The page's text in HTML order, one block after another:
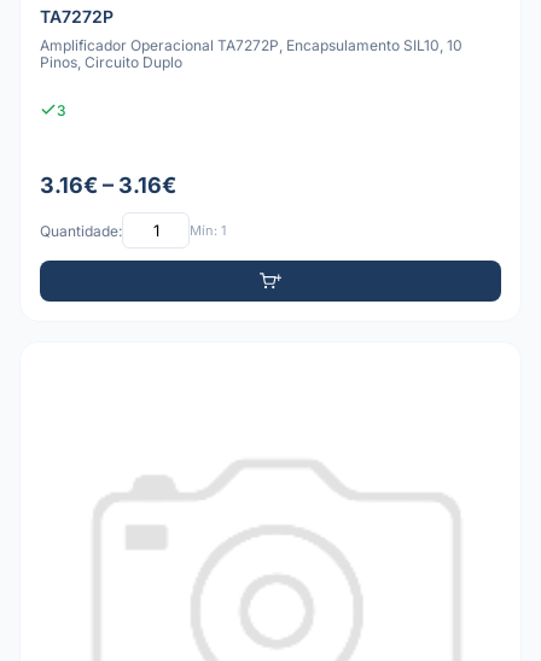
TA7272P
Amplificador Operacional TA7272P, Encapsulamento SIL10, 10
Pinos, Circuito Duplo
3
3.16€ – 3.16€
Quantidade: Mín: 1